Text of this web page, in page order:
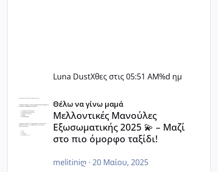
Luna DustΧθες στις 05:51 AM%d ημ
Μελλοντικές Μανούλες Εξωσωματικής 2025 💫 – Μαζί
Θέλω να γίνω μαμά
Μελλοντικές Μανούλες
Εξωσωματικής 2025 💫 – Μαζί
στο πιο όμορφο ταξίδι!
melitiniღ · 20 Μαίου, 2025